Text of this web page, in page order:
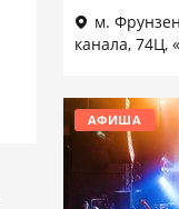
м.
канала, 74Ц,
АФИША